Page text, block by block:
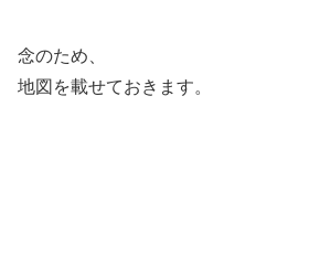
念のため、
地図を載せておきます。